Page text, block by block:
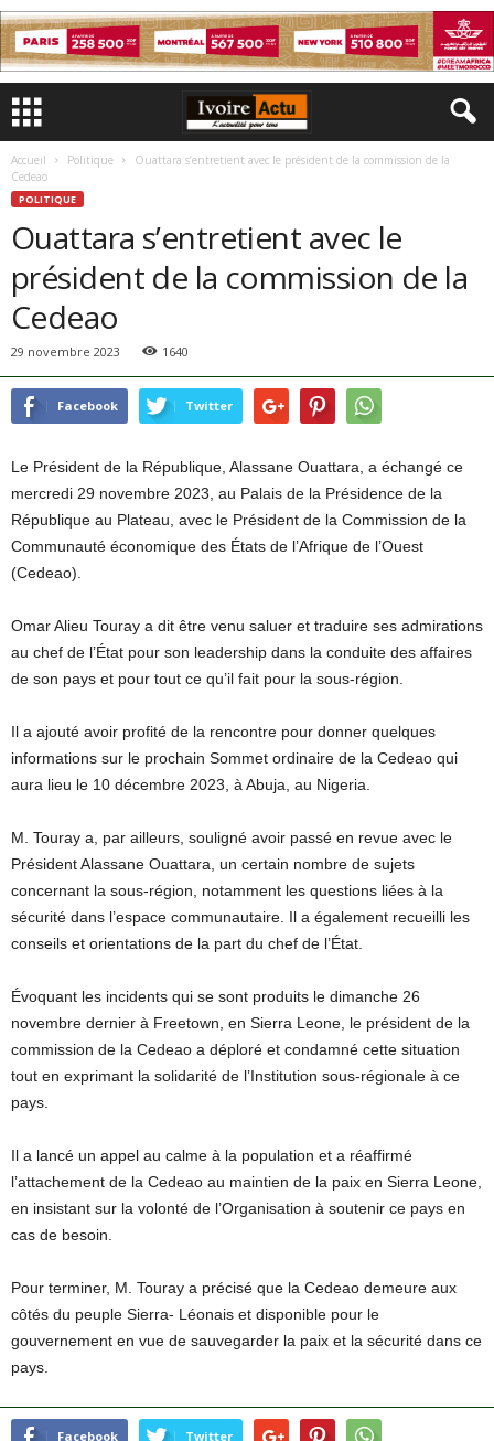
Accueil Politique
Ouattara s’entretient avec le président de la commission de la
Cedeao
POLITIQUE
Ouattara s’entretient avec le
président de la commission de la
Cedeao
29 novembre 2023 1640
Facebook Twitter
Le Président de la République, Alassane Ouattara, a échangé ce
mercredi 29 novembre 2023, au Palais de la Présidence de la
République au Plateau, avec le Président de la Commission de la
Communauté économique des États de l’Afrique de l’Ouest
(Cedeao).
Omar Alieu Touray a dit être venu saluer et traduire ses admirations
au chef de l’État pour son leadership dans la conduite des affaires
de son pays et pour tout ce qu’il fait pour la sous-région.
Il a ajouté avoir profité de la rencontre pour donner quelques
informations sur le prochain Sommet ordinaire de la Cedeao qui
aura lieu le 10 décembre 2023, à Abuja, au Nigeria.
M. Touray a, par ailleurs, souligné avoir passé en revue avec le
Président Alassane Ouattara, un certain nombre de sujets
concernant la sous-région, notamment les questions liées à la
sécurité dans l’espace communautaire. Il a également recueilli les
conseils et orientations de la part du chef de l’État.
Évoquant les incidents qui se sont produits le dimanche 26
novembre dernier à Freetown, en Sierra Leone, le président de la
commission de la Cedeao a déploré et condamné cette situation
tout en exprimant la solidarité de l’Institution sous-régionale à ce
pays.
Il a lancé un appel au calme à la population et a réaffirmé
l’attachement de la Cedeao au maintien de la paix en Sierra Leone,
en insistant sur la volonté de l’Organisation à soutenir ce pays en
cas de besoin.
Pour terminer, M. Touray a précisé que la Cedeao demeure aux
côtés du peuple Sierra- Léonais et disponible pour le
gouvernement en vue de sauvegarder la paix et la sécurité dans ce
pays.
Facebook Twitter